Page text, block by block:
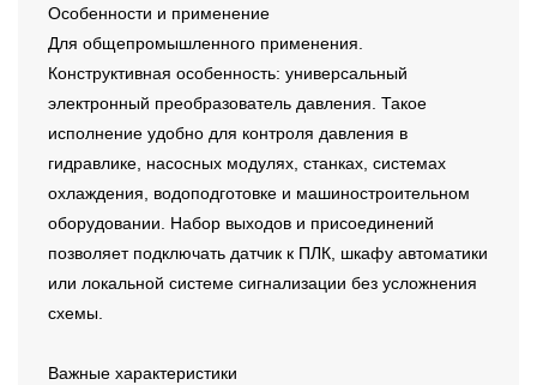
Особенности и применение
Для общепромышленного применения.
Конструктивная особенность: универсальный
электронный преобразователь давления. Такое
исполнение удобно для контроля давления в
гидравлике, насосных модулях, станках, системах
охлаждения, водоподготовке и машиностроительном
оборудовании. Набор выходов и присоединений
позволяет подключать датчик к ПЛК, шкафу автоматики
или локальной системе сигнализации без усложнения
схемы.
Важные характеристики